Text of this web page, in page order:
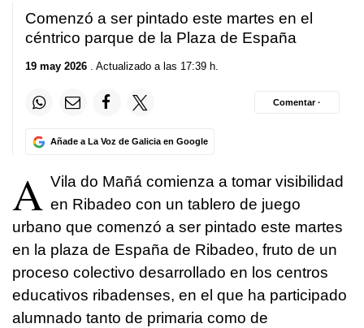
Comenzó a ser pintado este martes en el
céntrico parque de la Plaza de España
19 may 2026 . Actualizado a las 17:39 h.
Añade a La Voz de Galicia en Google
Comentar ·
A Vila do Mañá comienza a tomar visibilidad
en Ribadeo con un tablero de juego
urbano que comenzó a ser pintado este martes
en la plaza de España de Ribadeo, fruto de un
proceso colectivo desarrollado en los centros
educativos ribadenses, en el que ha participado
alumnado tanto de primaria como de